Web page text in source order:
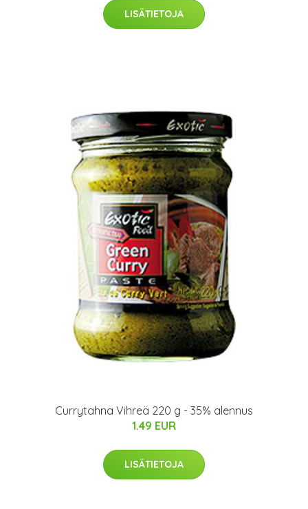
LISÄTIETOJA
Currytahna Vihreä 220 g - 35% alennus
1.49 EUR
LISÄTIETOJA